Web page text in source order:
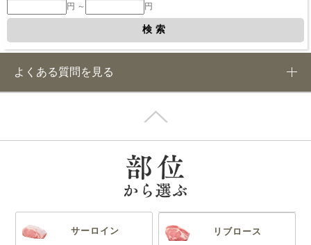
円 ～
円
よくある質問を見る
サーロイン リブロース